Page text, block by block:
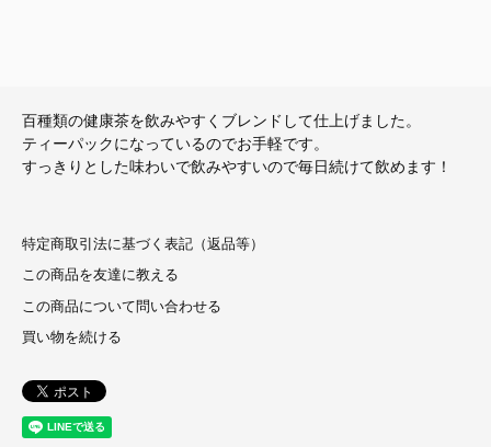
百種類の健康茶を飲みやすくブレンドして仕上げました。
ティーパックになっているのでお手軽です。
すっきりとした味わいで飲みやすいので毎日続けて飲めます！
特定商取引法に基づく表記（返品等）
この商品を友達に教える
この商品について問い合わせる
買い物を続ける